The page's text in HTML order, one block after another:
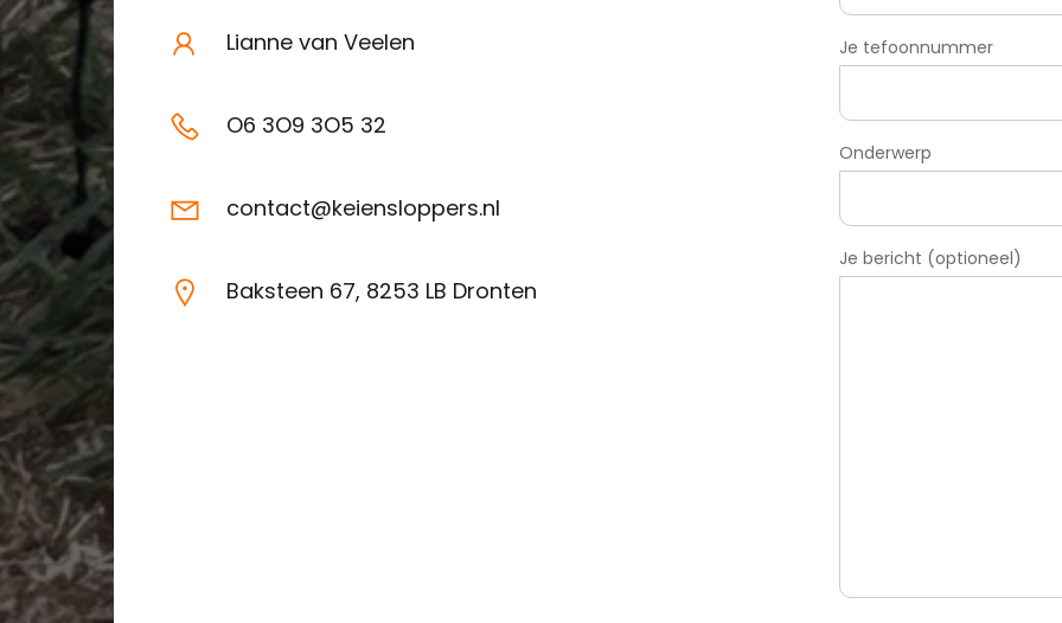
Lianne van Veelen
O6 3O9 3O5 32
contact@keiensloppers.nl
Baksteen 67, 8253 LB Dronten
Je tefoonnummer
Onderwerp
Je bericht (optioneel)